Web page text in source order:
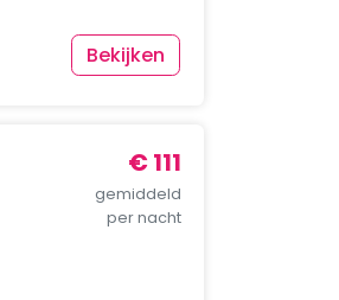
Bekijken
€ 111
gemiddeld
per nacht